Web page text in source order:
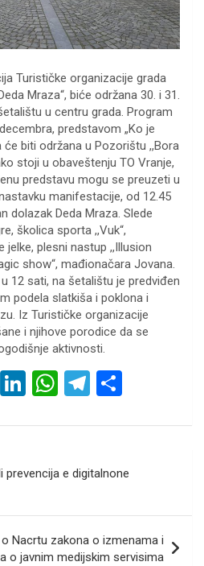
Turističke organizacije grada
Mraza“, biće održana 30. i 31.
u centru grada. Program
predstavom „Ko je
će biti održana u Pozorištu ,,Bora
stoji u obaveštenju TO Vranje,
predstavu mogu se preuzeti u
manifestacije, od 12.45
dolazak Deda Mraza. Slede
školica sporta ,,Vuk“,
jelke, plesni nastup ,,Illusion
show“, mađionačara Jovana.
12 sati, na šetalištu je predviđen
podela slatkiša i poklona i
Iz Turističke organizacije
i njihove porodice da se
aktivnosti.
Vi
Li
ke
n
W
at
A
p
p
T
e
gr
a
m
ar
prevencija e digitalnone
Nacrtu zakona o izmenama i
o javnim medijskim servisima